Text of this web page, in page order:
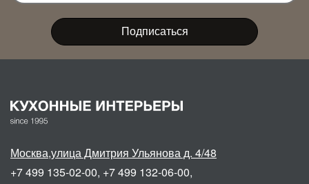
Москва,улица Дмитрия Ульянова д. 4/48
+7 499 135-02-00, +7 499 132-06-00,